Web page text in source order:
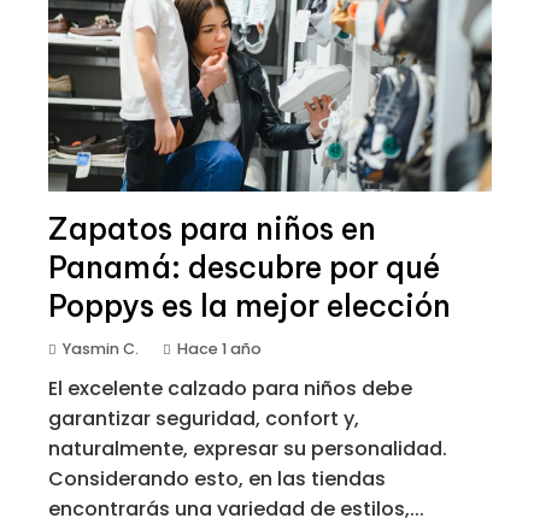
Zapatos para niños en
Panamá: descubre por qué
Poppys es la mejor elección
Yasmin C. Hace 1 año
El excelente calzado para niños debe
garantizar seguridad, confort y,
naturalmente, expresar su personalidad.
Considerando esto, en las tiendas
encontrarás una variedad de estilos,...